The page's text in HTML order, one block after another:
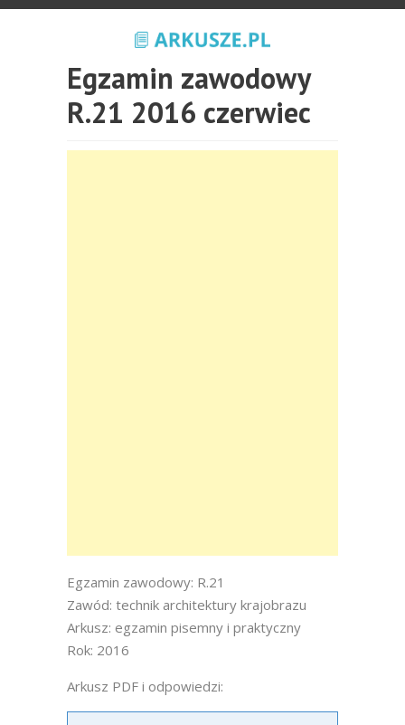
Egzamin zawodowy
R.21 2016 czerwiec
Egzamin zawodowy: R.21
Zawód: technik architektury krajobrazu
Arkusz: egzamin pisemny i praktyczny
Rok: 2016
Arkusz PDF i odpowiedzi: